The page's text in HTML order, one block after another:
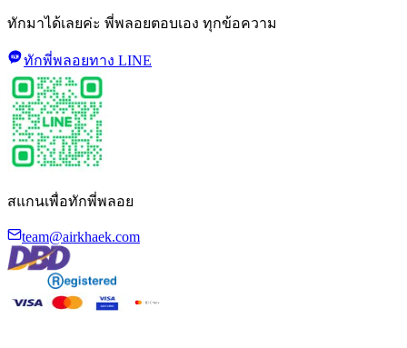
ทักมาได้เลยค่ะ พี่พลอยตอบเอง ทุกข้อความ
ทักพี่พลอยทาง LINE
สแกนเพื่อทักพี่พลอย
team@airkhaek.com